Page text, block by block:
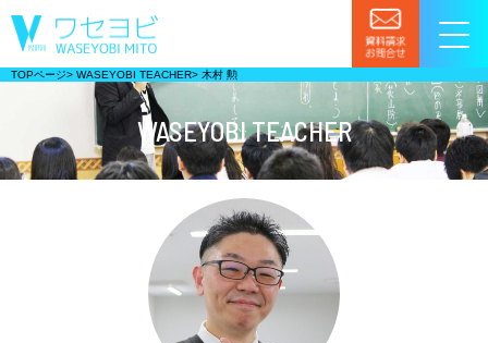
TOPページ> WASEYOBI TEACHER> 木村 勲
WASEYOBI TEACHER